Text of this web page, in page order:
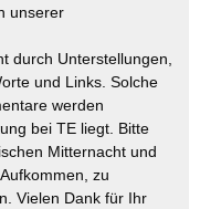
unserer
durch Unterstellungen,
und Links. Solche
werden
bei TE liegt. Bitte
Mitternacht und
zu
Vielen Dank für Ihr